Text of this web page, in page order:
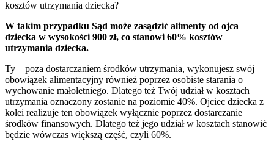
kosztów utrzymania dziecka?
W takim przypadku Sąd może zasądzić alimenty od ojca
dziecka w wysokości 900 zł, co stanowi 60% kosztów
utrzymania dziecka.
Ty – poza dostarczaniem środków utrzymania, wykonujesz swój
obowiązek alimentacyjny również poprzez osobiste starania o
wychowanie małoletniego. Dlatego też Twój udział w kosztach
utrzymania oznaczony zostanie na poziomie 40%. Ojciec dziecka z
kolei realizuje ten obowiązek wyłącznie poprzez dostarczanie
środków finansowych. Dlatego też jego udział w kosztach stanowić
będzie wówczas większą część, czyli 60%.